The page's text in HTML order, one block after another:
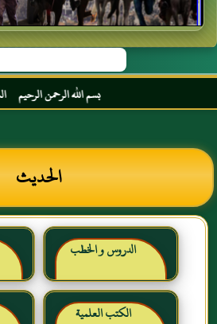
بسم الله الرحمن الرحيم
الحديث
الدروس و الخطب
الكتب العلمية